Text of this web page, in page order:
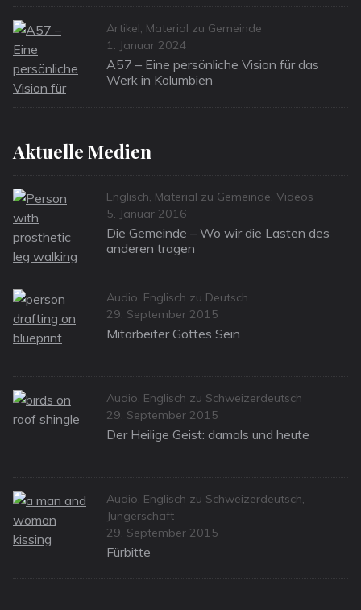
Categories
Artikel, Material zu Gemeinde
Posted
on
1. Januar 2024
A57 – Eine persönliche Vision für das
Werk in Kolumbien
Aktuelle Medien
Categories
Englisch, Material zu Gemeinde, Videos
Posted
on
5. Januar 2016
Die Gemeinde – Wo wir die Lasten des
anderen tragen
Categories
Audio, Englisch zu Deutsch
Posted
on
29. September 2015
Mitarbeiter Gottes Sein
Categories
Audio, Englisch zu Schweizerdeutsch
Posted
on
29. September 2015
Der Heilige Geist: damals und heute
Categories
Audio, Englisch zu Schweizerdeutsch,
Jüngerschaft
Posted
on
29. September 2015
Fürbitte